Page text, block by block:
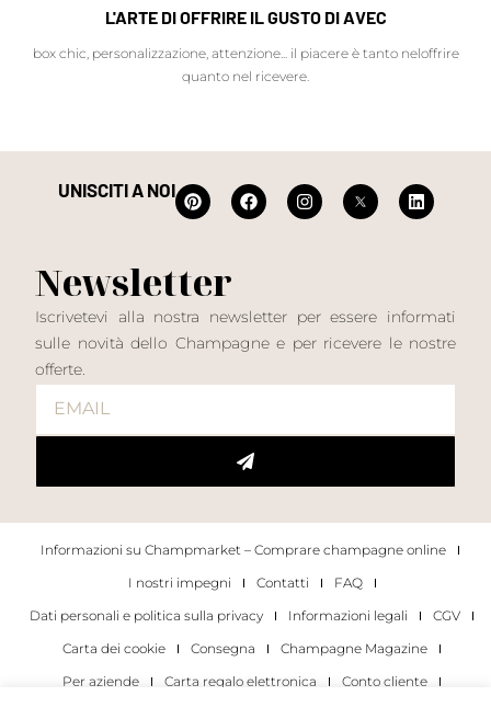
L'ARTE DI OFFRIRE IL GUSTO DI AVEC
box chic, personalizzazione, attenzione... il piacere è tanto neloffrire
quanto nel ricevere.
UNISCITI A NOI
Newsletter
Iscrivetevi alla nostra newsletter per essere informati
sulle novità dello Champagne e per ricevere le nostre
offerte.
Informazioni su Champmarket – Comprare champagne online
I nostri impegni
Contatti
FAQ
Dati personali e politica sulla privacy
Informazioni legali
CGV
Carta dei cookie
Consegna
Champagne Magazine
Per aziende
Carta regalo elettronica
Conto cliente